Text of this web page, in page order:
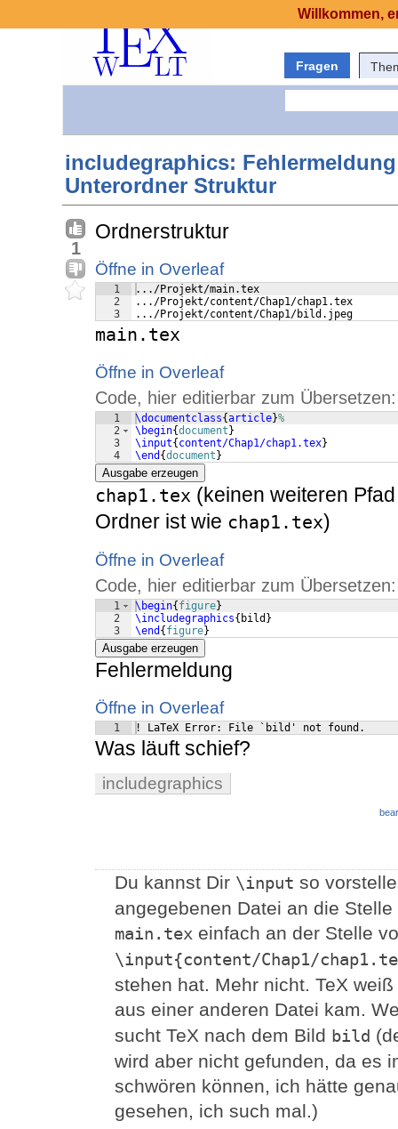
Fragen
includegraphics:
Unterordner Struktur
1
Ordnerstruktur
Öffne in Overleaf
1
2
3
.../Projekt/main.tex
.../Projekt/content/Chap1/chap1.tex
.../Projekt/content/Chap1/bild.jpeg
main.tex
Öffne in Overleaf
Code, hier editierbar zum Übersetzen:
1
2
3
4
\documentclass{article}%
\begin{document }
\input{ content/Chap1/chap1.tex}
\end {document }
Ausgabe erzeugen
chap1.tex (keinen weiteren
Ordner ist wie chap1.tex)
Öffne in Overleaf
Code, hier editierbar zum Übersetzen:
1
2
3
\begin{ figure}
\includegraphics{ bild }
\end { figure}
Ausgabe erzeugen
Fehlermeldung
Öffne in Overleaf
1 ! LaTeX Error: File `bild' not found.
Was läuft schief?
includegraphics
Du kannst Dir \input so
angegebenen Datei an die
main.tex einfach an der Stelle
\input{content/Chap1/
stehen hat. Mehr nicht. TeX
aus einer anderen Datei kam.
sucht TeX nach dem Bild bild
wird aber nicht gefunden, da es
schwören können, ich hätte
gesehen, ich such mal.)
Willkommen,